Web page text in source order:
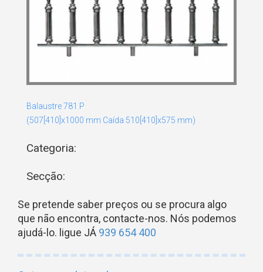
Balaustre 781 P
(507[410]x1000 mm Caída 510[410]x575 mm)
Categoria:
Secção:
Se pretende saber preços ou se procura algo
que não encontra, contacte-nos. Nós podemos
ajudá-lo. ligue JÁ 939 654 400